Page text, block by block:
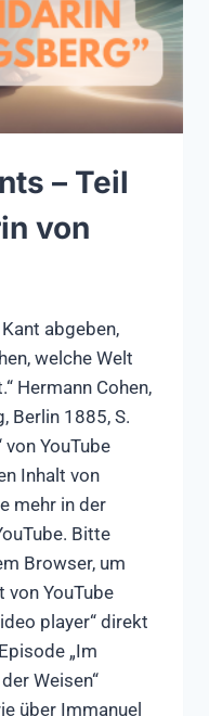
– Teil
von
abgeben,
welche Welt
Hermann Cohen,
Berlin 1885, S.
YouTube
Inhalt von
mehr in der
Bitte
Browser, um
von YouTube
player“ direkt
„Im
Weisen“
über Immanuel